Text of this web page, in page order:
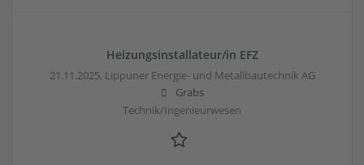
Heizungsinstallateur/in EFZ
21.11.2025, Lippuner Energie- und Metallbautechnik AG
Grabs
Technik/Ingenieurwesen